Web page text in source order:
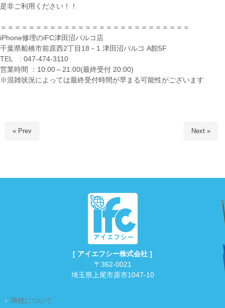
是非ご利用ください！！
＝＝＝＝＝＝＝＝＝＝＝＝＝＝＝＝＝＝＝＝＝＝＝＝＝＝＝
iPhone修理のiFC津田沼パルコ店
千葉県船橋市前原西2丁目18－1 津田沼パルコ A館5F
TEL : 047-474-3110
営業時間 ：10:00～21:00(最終受付 20:00)
※混雑状況によっては最終受付時間が早まる可能性がございます
« Prev Next »
[ アイエフシー株式会社 ]
〒362-0021
埼玉県上尾市原市1047-10
商標について